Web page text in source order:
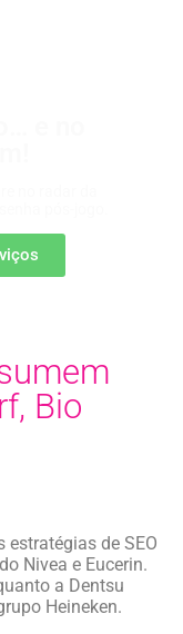
Bio
estratégias de SEO
Nivea e Eucerin.
a Dentsu
Heineken.